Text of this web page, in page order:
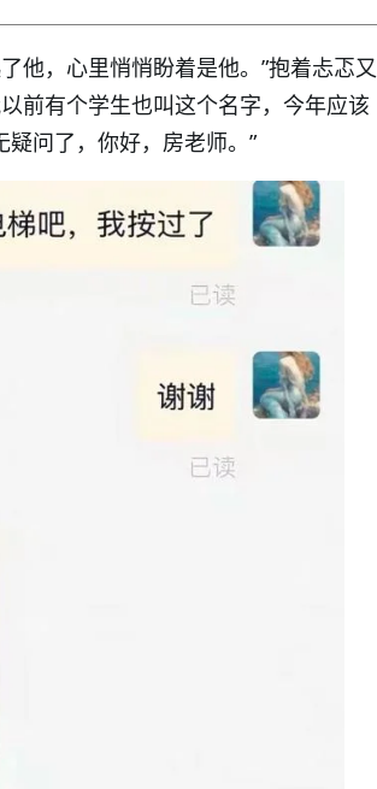
他，心里悄悄盼着是他。”抱着忐忑又
前有个学生也叫这个名字，今年应该
疑问了，你好，房老师。”